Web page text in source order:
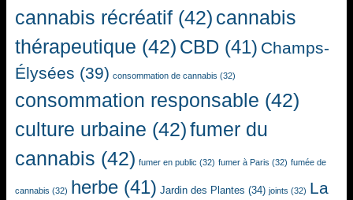
cannabis récréatif (42) cannabis
thérapeutique (42) CBD (41) Champs-
Élysées (39) consommation de cannabis (32)
consommation responsable (42)
culture urbaine (42)fumer du
cannabis (42) fumer en public (32) fumer à Paris (32) fumée de
cannabis (32) herbe (41) Jardin des Plantes (34) joints (32) La